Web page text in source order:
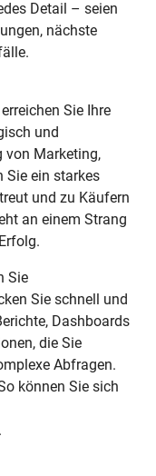
Detail – seien
nächste
Sie Ihre
und
von Marketing,
Sie ein starkes
und zu Käufern
an einem Strang
Sie
Sie schnell und
Dashboards
die Sie
Abfragen.
können Sie sich